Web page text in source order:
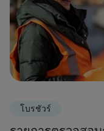
โบรชัวร์